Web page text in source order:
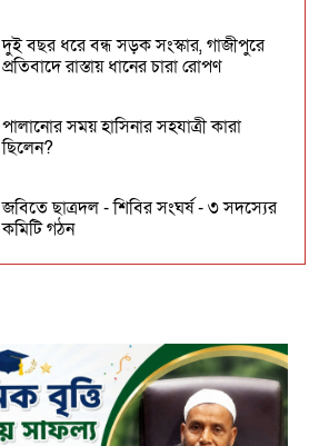
দুই বছর ধরে বন্ধ সড়ক সংস্কার, গাজীপুরে
প্রতিবাদে রাস্তায় ধানের চারা রোপণ
পালানোর সময় হাসিনার সহযাত্রী কারা
ছিলেন?
জবিতে ছাত্রদল - শিবির সংঘর্ষ - ৩ সদস্যের
কমিটি গঠন
জকসু ভিপি ও জিএসকে ক্যাম্পাসছাড়া করল
ছাত্রদল